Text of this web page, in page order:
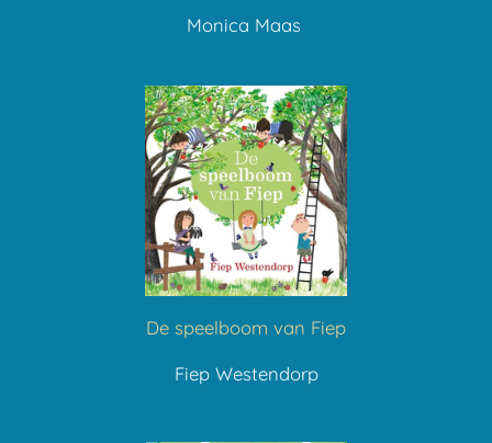
Monica Maas
De speelboom van Fiep
Fiep Westendorp